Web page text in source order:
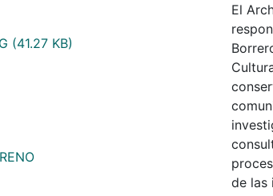
(41.27 KB)
El
de las